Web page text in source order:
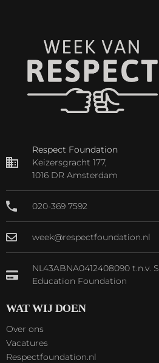
Respect Foundation
Keizersgracht 177,
1016 DR Amsterdam
020-369 7592
week@respectfoundation.nl
NL43ABNA0412408090 t.n.v.
Education Foundation
WAT WIJ DOEN
Over ons
Vacatures
Respectfoundation.nl